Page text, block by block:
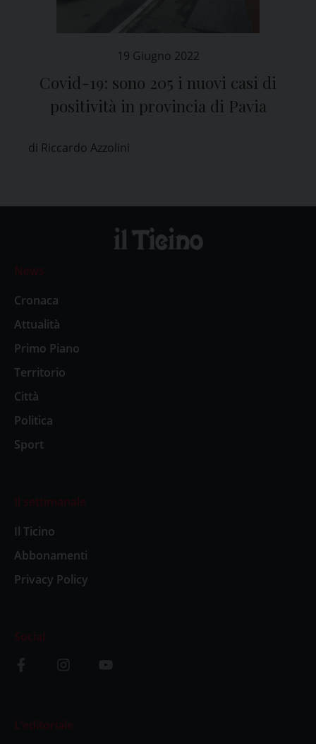
19 Giugno 2022
Covid-19: sono 205 i nuovi casi di
positività in provincia di Pavia
di Riccardo Azzolini
News
Cronaca
Attualità
Primo Piano
Territorio
Città
Politica
Sport
Il settimanale
Il Ticino
Abbonamenti
Privacy Policy
Social
L’editoriale